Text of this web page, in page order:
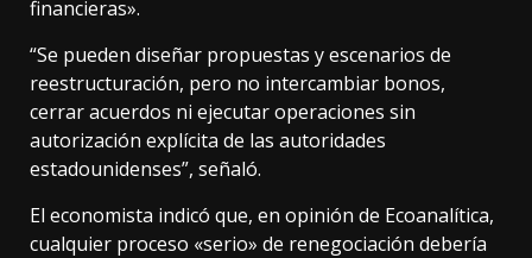
financieras».
“Se pueden diseñar propuestas y escenarios de
reestructuración, pero no intercambiar bonos,
cerrar acuerdos ni ejecutar operaciones sin
autorización explícita de las autoridades
estadounidenses”, señaló.
El economista indicó que, en opinión de Ecoanalítica,
cualquier proceso «serio» de renegociación debería